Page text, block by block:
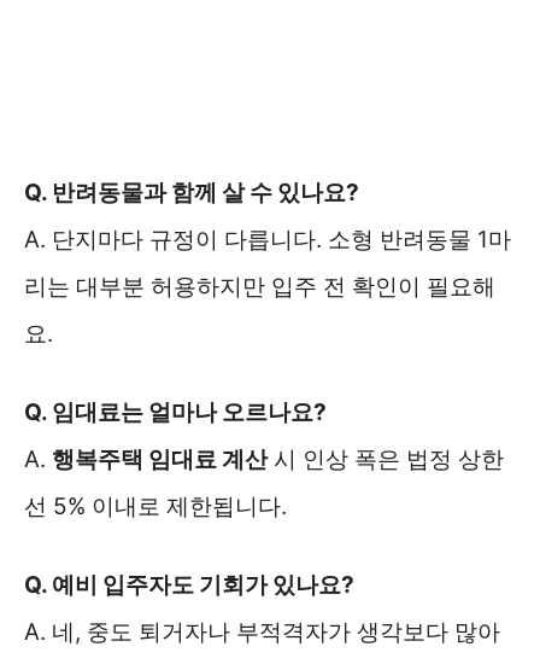
Q. 반려동물과 함께 살 수 있나요?
A. 단지마다 규정이 다릅니다. 소형 반려동물 1마
리는 대부분 허용하지만 입주 전 확인이 필요해
요.
Q. 임대료는 얼마나 오르나요?
A. 행복주택 임대료 계산시 인상 폭은 법정 상한
선 5% 이내로 제한됩니다.
Q. 예비 입주자도 기회가 있나요?
A. 네, 중도 퇴거자나 부적격자가 생각보다 많아